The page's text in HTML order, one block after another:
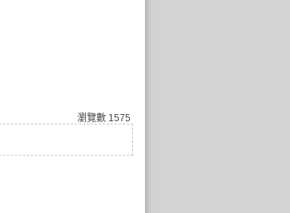
瀏覽數 1575